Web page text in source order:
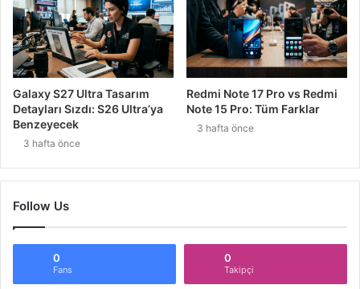
Galaxy S27 Ultra Tasarım
Detayları Sızdı: S26 Ultra’ya
Benzeyecek
3 hafta önce
Redmi Note 17 Pro vs Redmi
Note 15 Pro: Tüm Farklar
3 hafta önce
Follow Us
0
Fans
0
Takipçi